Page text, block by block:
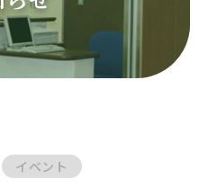
イベント